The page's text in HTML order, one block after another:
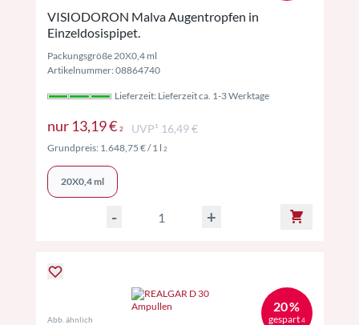
VISIODORON Malva Augentropfen in
Einzeldosispipet.
Packungsgröße 20X0,4 ml
Artikelnummer: 08864740
Lieferzeit: Lieferzeit ca. 1-3 Werktage
nur 13,19 € 2Preise inkl. MwSt. ggf. zzgl. Versand
UVP¹ 16,49 €
Grundpreis: 1.648,75 €/ 1 l 2Preise inkl. MwSt. ggf. zzgl. Versand
20X0,4 ml
- +
20 %
gespart 4
Abb. ähnlich